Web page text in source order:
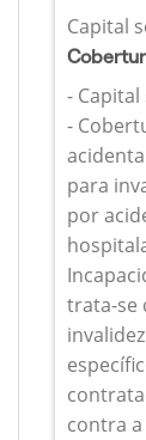
Capital
-
-
para
por
trata-se
contra